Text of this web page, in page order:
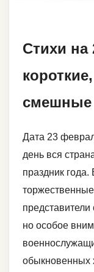
Стихи на
смешные
Дата 23
день вся
праздник
но особое
обыкновенных